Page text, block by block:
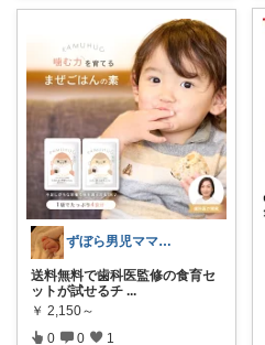
ずぼら男児ママの時短便利グッズROOM
送料無料で歯科医監修の食育セ
ットが試せるチ ...
￥ 2,150～
0 0 1